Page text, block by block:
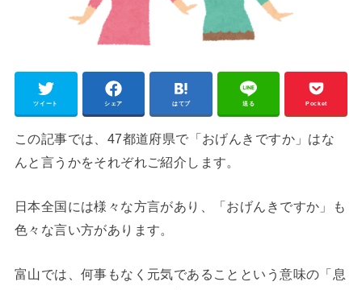
ツイート シェア はてブ 送る Pocket
この記事では、47都道府県で「おげんきですか」はな
んと言うかをそれぞれご紹介します。
日本全国には様々な方言があり、「おげんきですか」も
色々な言い方があります。
富山では、何事もなく元気であることという意味の「息